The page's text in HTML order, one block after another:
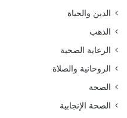
الدين والحياة
الذهب
الرعاية الصحية
الروحانية والصلاة
الصحة
الصحة الإنجابية